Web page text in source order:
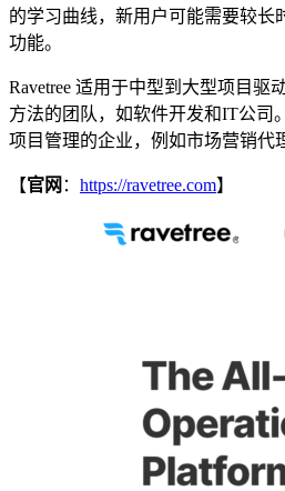
的学习曲线，新用户可能需要较长
功能​。
Ravetree 适用于中型到大型项目驱
方法的团队，如软件开发和IT公司
项目管理的企业，例如市场营销代
【官网 ： https://ravetree.com】